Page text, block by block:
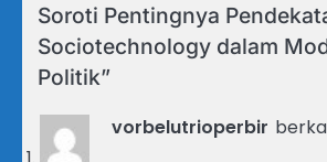
Soroti Pentingnya
Sociotechnology dalam
Politik”
vorbelutrioperbir